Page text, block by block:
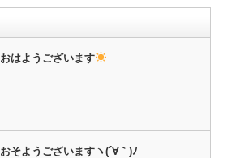
おはようございます
おそようございますヽ(´∀｀)ﾉ